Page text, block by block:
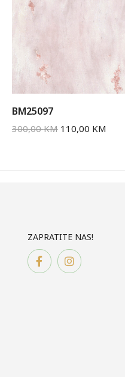
BM25097
300,00KM 110,00 KM
ZAPRATITE NAS!